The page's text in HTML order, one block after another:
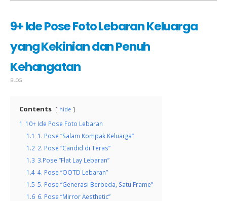
9+ Ide Pose Foto Lebaran Keluarga
yang Kekinian dan Penuh
Kehangatan
BLOG
Contents hide
1 10+ Ide Pose Foto Lebaran
1.1 1. Pose “Salam Kompak Keluarga”
1.2 2. Pose “Candid di Teras”
1.3 3.Pose “Flat Lay Lebaran”
1.4 4. Pose “OOTD Lebaran”
1.5 5. Pose “Generasi Berbeda, Satu Frame”
1.6 6. Pose “Mirror Aesthetic”